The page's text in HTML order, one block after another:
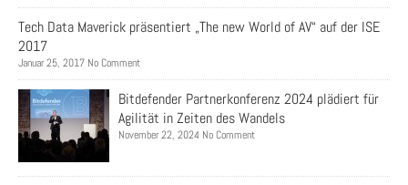
Tech Data Maverick präsentiert „The new World of AV“ auf der ISE
2017
Januar 25, 2017 No Comment
Bitdefender Partnerkonferenz 2024 plädiert für
Agilität in Zeiten des Wandels
November 22, 2024 No Comment